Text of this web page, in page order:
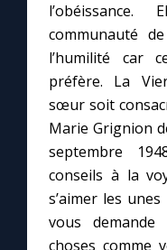
communauté
l’humilité car
préfère. La
sœur soit
Marie Grignion
septembre
conseils à la
s’aimer les
vous
choses comme